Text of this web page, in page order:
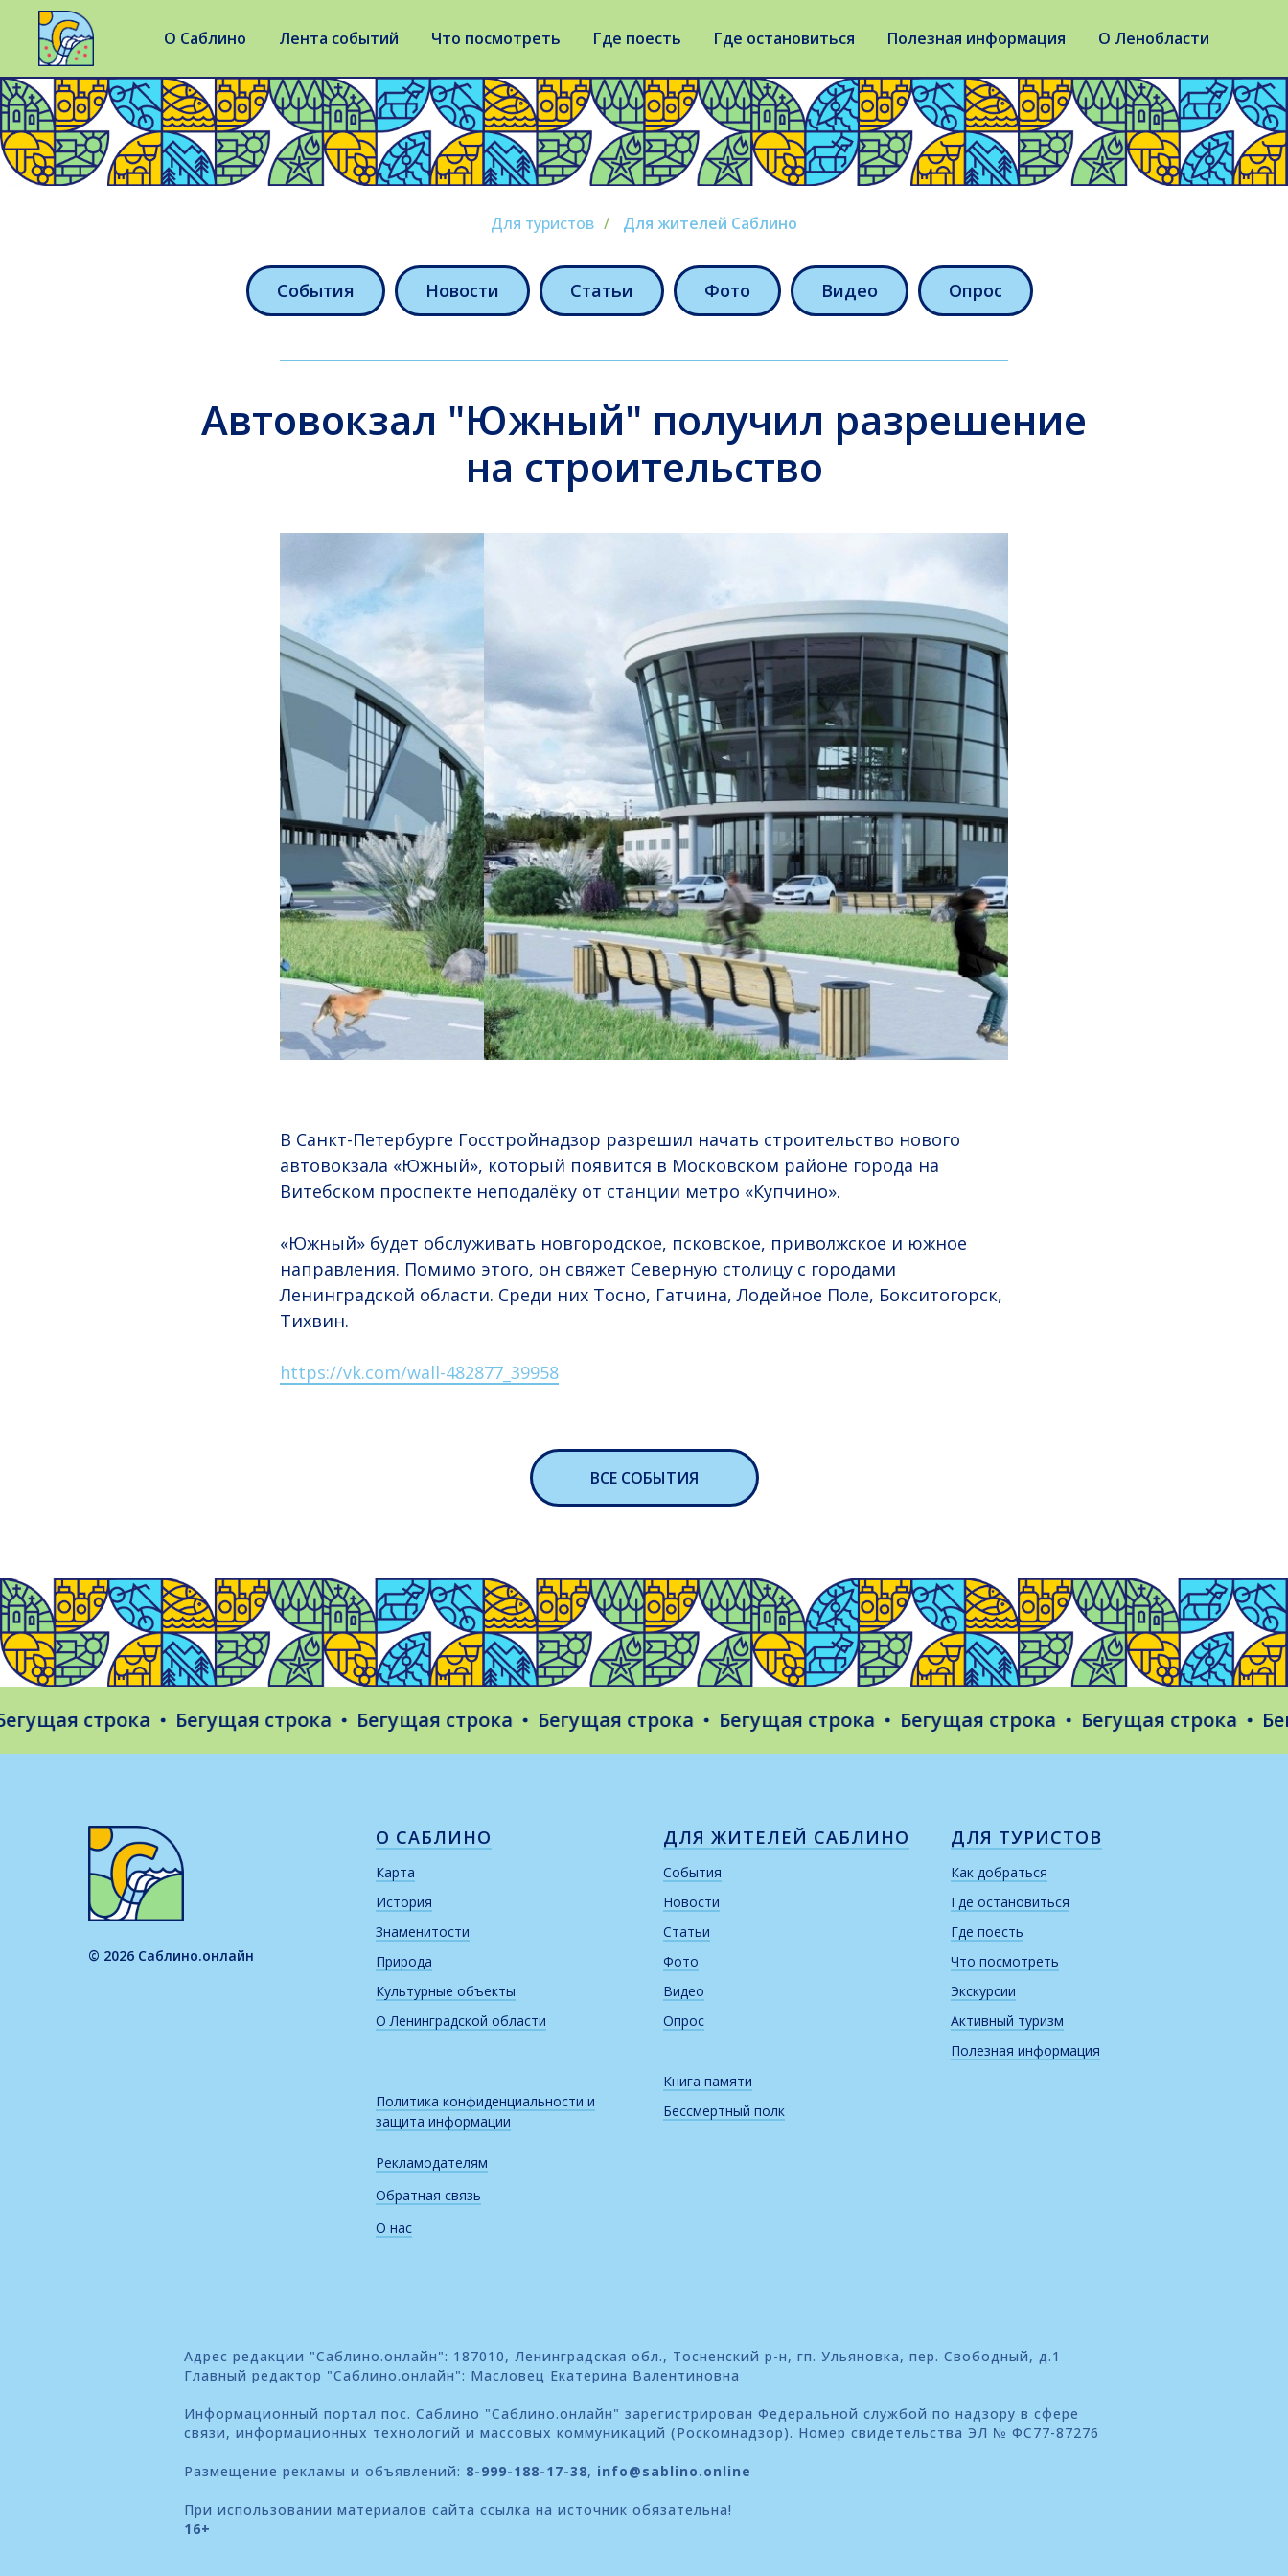
О Саблино Лента событий Что посмотреть Где поесть Где остановиться Полезная информация О Ленобласти
Для туристов / Для жителей Саблино
События Новости Статьи Фото Видео Опрос
Автовокзал "Южный" получил разрешение
на строительство
В Санкт-Петербурге Госстройнадзор разрешил начать строительство нового
автовокзала «Южный», который появится в Московском районе города на
Витебском проспекте неподалёку от станции метро «Купчино».
«Южный» будет обслуживать новгородское, псковское, приволжское и южное
направления. Помимо этого, он свяжет Северную столицу с городами
Ленинградской области. Среди них Тосно, Гатчина, Лодейное Поле, Бокситогорск,
Тихвин.
https://vk.com/wall-482877_39958
ВСЕ СОБЫТИЯ
строка Бегущая строка Бегущая строка Бегущая строка Бегущая строка Бегущая строка Бегущая строка
© 2026 Саблино.онлайн
О САБЛИНО
Карта
История
Знаменитости
Природа
Культурные объекты
О Ленинградской области
Политика конфиденциальности и
защита информации
Рекламодателям
Обратная связь
О нас
ДЛЯ ЖИТЕЛЕЙ САБЛИНО
События
Новости
Статьи
Фото
Видео
Опрос
Книга памяти
Бессмертный полк
ДЛЯ ТУРИСТОВ
Как добраться
Где остановиться
Где поесть
Что посмотреть
Экскурсии
Активный туризм
Полезная информация
Адрес редакции "Саблино.онлайн": 187010, Ленинградская обл., Тосненский р-н, гп. Ульяновка, пер. Свободный, д.1
Главный редактор "Саблино.онлайн": Масловец Екатерина Валентиновна
Информационный портал пос. Саблино "Саблино.онлайн" зарегистрирован Федеральной службой по надзору в сфере
связи, информационных технологий и массовых коммуникаций (Роскомнадзор). Номер свидетельства ЭЛ № ФС77-87276
Размещение рекламы и объявлений: 8-999-188-17-38, info@sablino.online
При использовании материалов сайта ссылка на источник обязательна!
16+